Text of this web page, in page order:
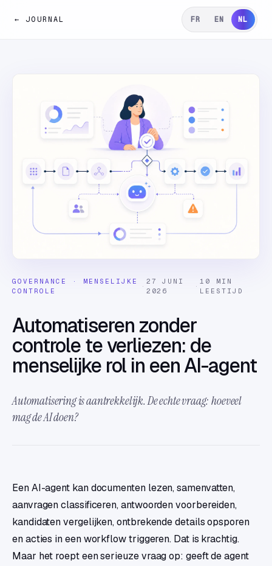
← JOURNAL FR EN NL
GOVERNANCE · MENSELIJKE
CONTROLE
·
27 JUNI
2026
·
10 MIN
LEESTIJD
Automatiseren zonder
controle te verliezen: de
menselijke rol in een AI-agent
Automatisering is aantrekkelijk. De echte vraag: hoeveel
mag de AI doen?
Een AI-agent kan documenten lezen, samenvatten,
aanvragen classificeren, antwoorden voorbereiden,
kandidaten vergelijken, ontbrekende details opsporen
en acties in een workflow triggeren. Dat is krachtig.
Maar het roept een serieuze vraag op: geeft de agent